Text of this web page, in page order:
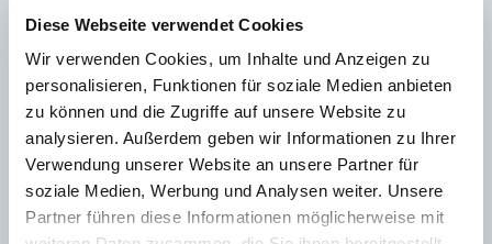
Diese Webseite verwendet Cookies
Wir verwenden Cookies, um Inhalte und Anzeigen zu
personalisieren, Funktionen für soziale Medien anbieten
zu können und die Zugriffe auf unsere Website zu
analysieren. Außerdem geben wir Informationen zu Ihrer
Verwendung unserer Website an unsere Partner für
soziale Medien, Werbung und Analysen weiter. Unsere
Partner führen diese Informationen möglicherweise mit
Austrotherm evropský lídr polystyrenových izolací